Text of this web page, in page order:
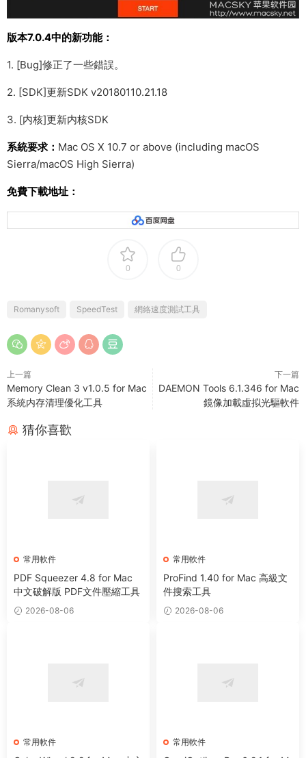
版本7.0.4中的新功能：
1. [Bug]修正了一些錯誤。
2. [SDK]更新SDK v20180110.21.18
3. [内核]更新内核SDK
系統要求： Mac OS X 10.7 or above (including macOS
Sierra/macOS High Sierra)
免費下載地址：
0 0
Romanysoft SpeedTest 網絡速度測試工具
上一篇
Memory Clean 3 v1.0.5 for Mac
系統内存清理優化工具
下一篇
DAEMON Tools 6.1.346 for Mac
鏡像加載虛拟光驅軟件
猜你喜歡
常用軟件
PDF Squeezer 4.8 for Mac
中文破解版 PDF文件壓縮工具
2026-08-06
常用軟件
ProFind 1.40 for Mac 高級文
件搜索工具
2026-08-06
常用軟件 常用軟件